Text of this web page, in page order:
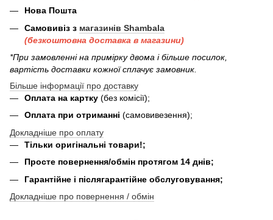
Нова Пошта
Самовивіз з магазинів Shambala
(безкоштовна доставка в магазини)
*При замовленні на примірку двома і більше посилок,
вартість доставки кожної сплачує замовник.
Більше інформації про доставку
Оплата на картку (без комісії);
Оплата при отриманні (самовивезення);
Докладніше про оплату
Тільки оригінальні товари!;
Просте повернення/обмін протягом 14 днів;
Гарантійне і післягарантійне обслуговування;
Докладніше про повернення / обмін